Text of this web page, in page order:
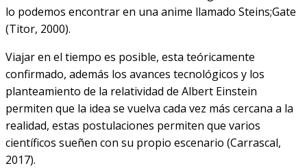
lo podemos encontrar en una anime llamado Steins;Gate
(Titor, 2000).
Viajar en el tiempo es posible, esta teóricamente
confirmado, además los avances tecnológicos y los
planteamiento de la relatividad de Albert Einstein
permiten que la idea se vuelva cada vez más cercana a la
realidad, estas postulaciones permiten que varios
científicos sueñen con su propio escenario (Carrascal,
2017).